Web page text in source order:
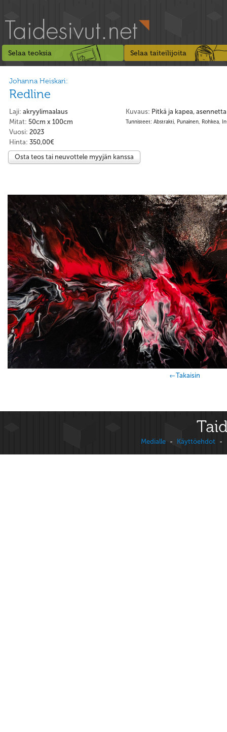
Selaa teoksia Selaa taiteilijoita
Johanna Heiskari:
Redline
Kuvaus: Pitkä ja kapea,
Tunnisteet: Abstrakti, Punainen, Rohkea,
Laji: akryylimaalaus
Mitat: 50cm x 100cm
Vuosi: 2023
Hinta: 350,00€
Osta teos tai neuvottele myyjän kanssa
←Takaisin
Medialle - Käyttöehdot -